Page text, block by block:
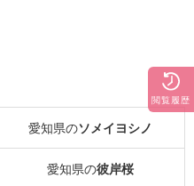
愛知県のソメイヨシノ
愛知県の彼岸桜
閲覧履歴